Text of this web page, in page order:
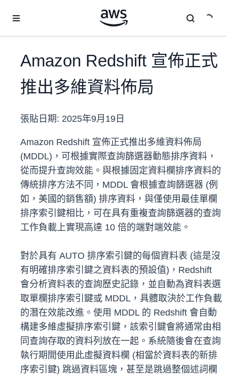
Amazon Redshift 宣佈正式
推出多維資料佈局
張貼日期: 2025年9月19日
Amazon Redshift 宣佈正式推出多維資料佈局
(MDDL)，可根據實際查詢篩選器動態排序資料，
從而提升查詢效能。與根據固定資料欄排序資料的
傳統排序方法不同，MDDL 會根據查詢篩選器 (例
如，美國的銷售額) 排序資料，與僅使用最佳單欄
排序索引鍵相比，可在具有重複查詢篩選器的查詢
工作負載上實現高達 10 倍的端對端效能。
對於具有 AUTO 排序索引鍵的每個資料表 (這是沒
有明確排序索引鍵之資料表的預設值)，Redshift
會分析資料表的查詢歷史記錄，並自動為資料表選
取單欄排序索引鍵或 MDDL，具體取決於工作負載
的潛在效能改進。使用 MDDL 的 Redshift 會自動
構建多維虛擬排序索引鍵 ，該索引鍵會將通常由相
同查詢存取的資料列放在一起。系統隨後會在查詢
執行期間使用此虛擬資料欄 (相當於資料表的新排
序索引鍵) 跳過資料區塊，甚至是跳過整個述詞欄